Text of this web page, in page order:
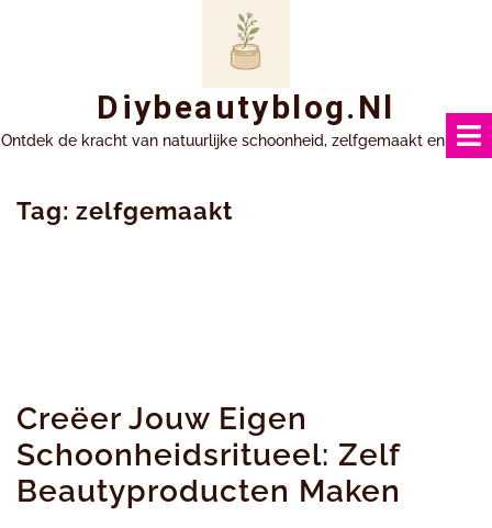
Diybeautyblog.nl
Ontdek de kracht van natuurlijke schoonheid, zelfgemaakt en uniek.
Tag: zelfgemaakt
Creëer Jouw Eigen
Schoonheidsritueel: Zelf
Beautyproducten Maken